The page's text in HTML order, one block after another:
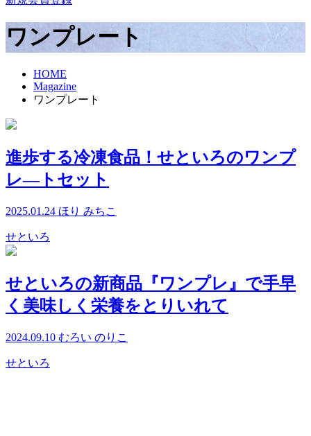
ワンプレート
HOME
Magazine
ワンプレート
進歩する冷凍食品！せといろのワンプ
レ―トセット
2025.01.24 ほり みちこ
せといろ
せといろの新商品『ワンプレ』で手早
く美味しく栄養をとりいれて
2024.09.10 むろい のりこ
せといろ